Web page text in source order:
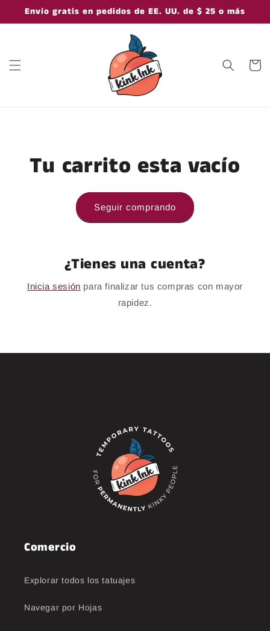
directamente
al contenido
Envío gratis en pedidos de EE. UU. de $ 25 o más
Carrito
Tu carrito esta vacío
Seguir comprando
¿Tienes una cuenta?
Inicia sesión para finalizar tus compras con mayor
rapidez.
Comercio
Explorar todos los tatuajes
Navegar por Hojas